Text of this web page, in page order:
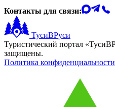
Контакты для связи:
ТусиВРуси
Туристический портал
защищены.
Политика конфиденциальности